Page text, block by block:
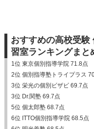
おすすめの高校受験
習室ランキングまと
1位 東京個別指導学院 71.8点
2位 個別指導塾トライプラス
3位 栄光の個別ビザビ 69.7点
3位 Dr.関塾 69.7点
5位 個太郎塾 68.7点
6位 ITTO個別指導学院 68.5点